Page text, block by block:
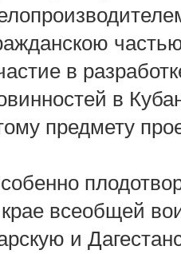
в
в
предмету
всеобщей
и